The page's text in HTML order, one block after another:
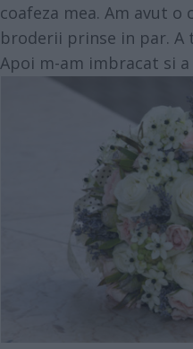
coafeza mea. Am avut
broderii prinse in par. A
Apoi m-am imbracat si